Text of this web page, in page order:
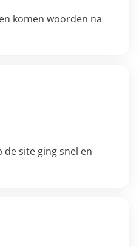
komen woorden na
site ging snel en